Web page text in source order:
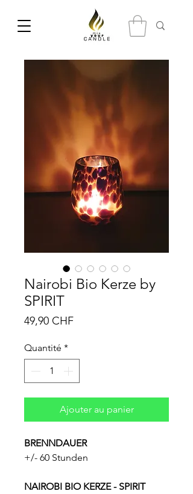
Nairobi Bio Kerze by
SPIRIT
49,90 CHFPrix
Quantité *
Ajouter au panier
BRENNDAUER
+/- 60 Stunden
NAIROBI BIO KERZE - SPIRIT